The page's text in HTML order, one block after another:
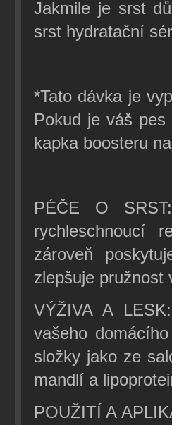
Jakmile je srst
srst hydratační
*Tato dávka je
Pokud je váš
kapka boosteru
PÉČE O
rychleschnoucí
zároveň
zlepšuje pružnost
VÝŽIVA A
vašeho
složky jako ze
mandlí a
POUŽITÍ A